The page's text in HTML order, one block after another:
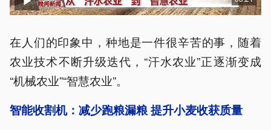
在人们的印象中，种地是一件很辛苦的事，随着
农业技术不断升级迭代，“汗水农业”正逐渐变成
“机械农业”“智慧农业”。
智能收割机：减少跑粮漏粮 提升小麦收获质量